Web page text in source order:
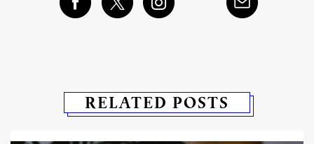
RELATED POSTS